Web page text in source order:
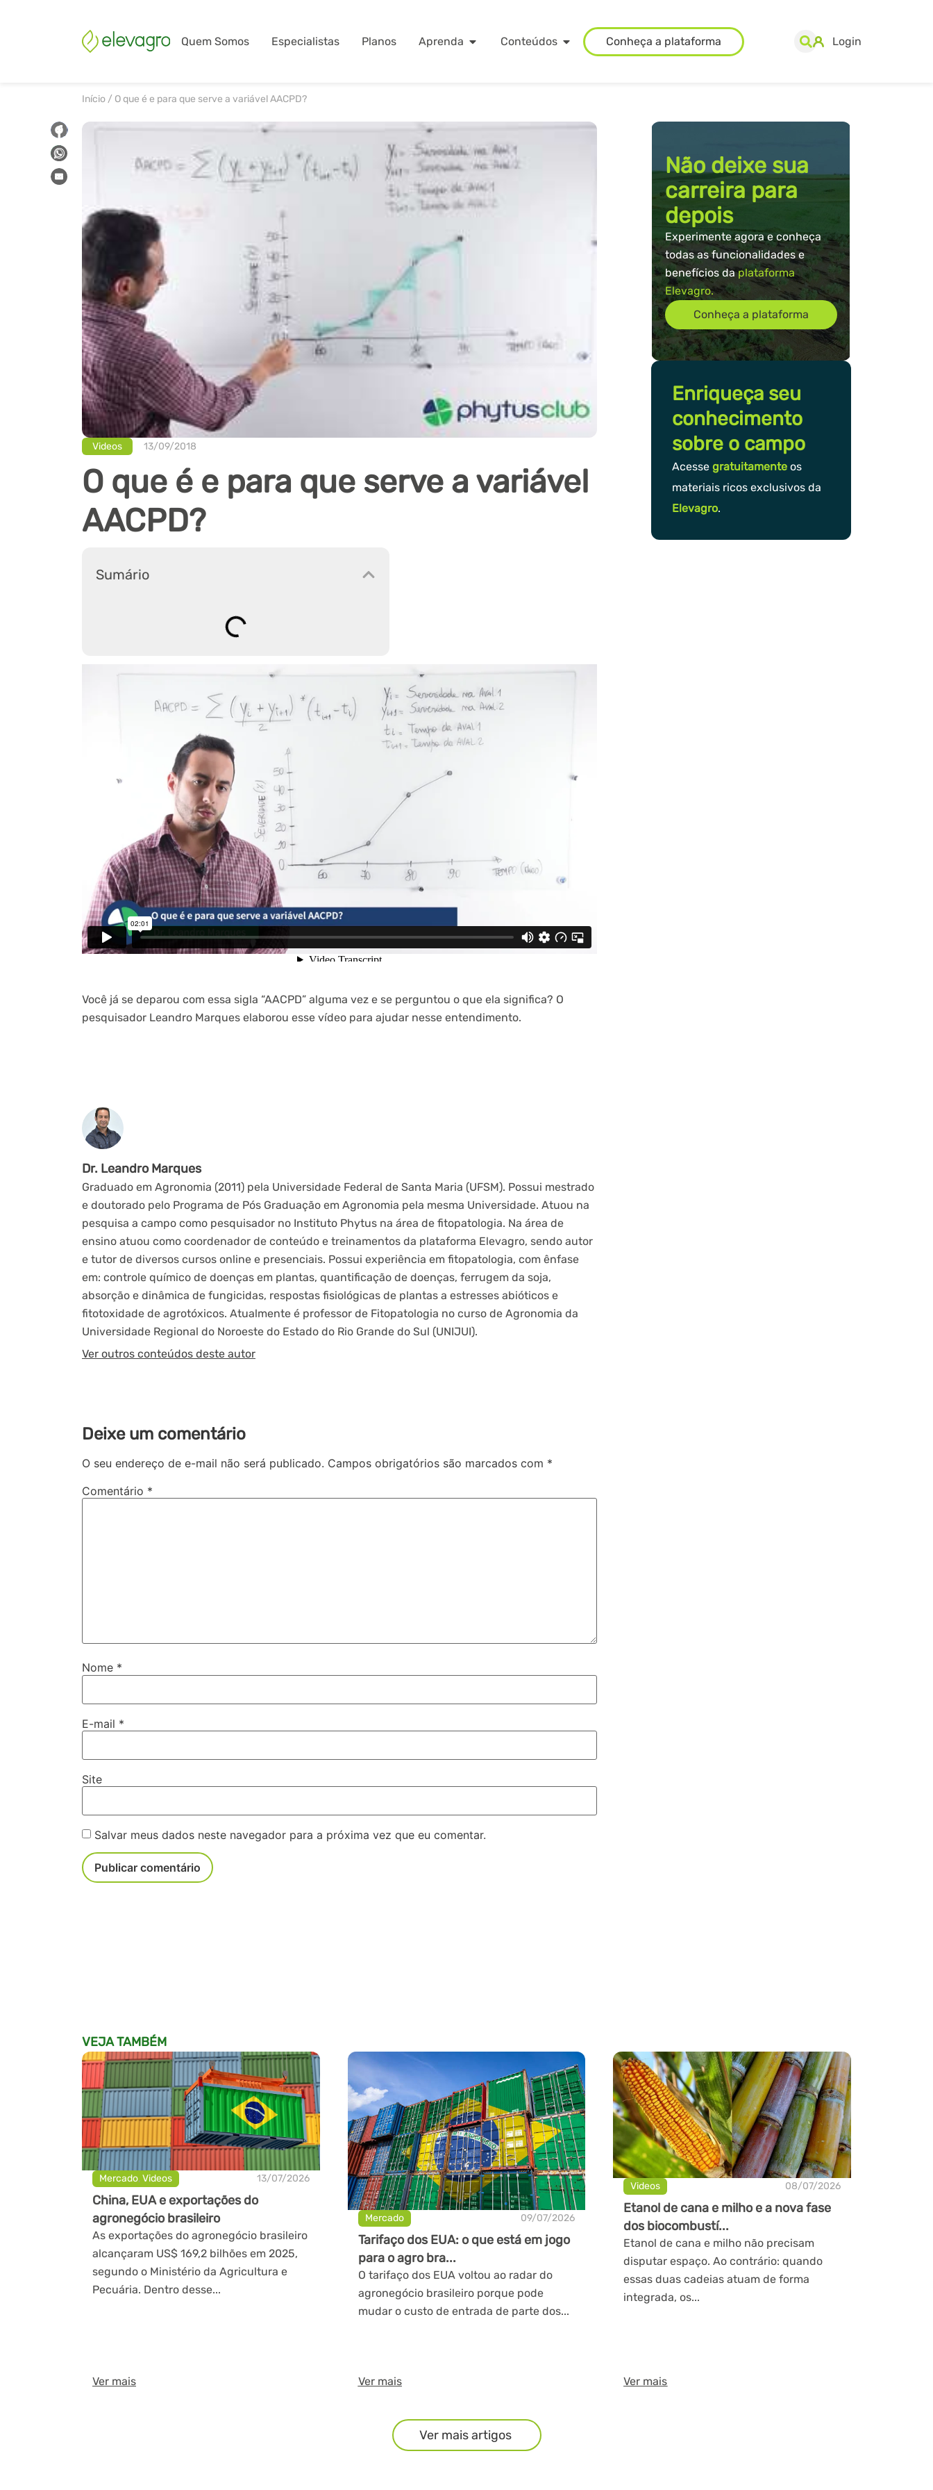
Quem Somos Especialistas Planos Aprenda Conteúdos Conheça a plataforma Login
Início / O que é e para que serve a variável AACPD?
Videos 13/09/2018
O que é e para que serve a variável
AACPD?
Sumário
Você já se deparou com essa sigla “AACPD” alguma vez e se perguntou o que ela significa? O
pesquisador Leandro Marques elaborou esse vídeo para ajudar nesse entendimento.
Dr. Leandro Marques
Graduado em Agronomia (2011) pela Universidade Federal de Santa Maria (UFSM). Possui mestrado
e doutorado pelo Programa de Pós Graduação em Agronomia pela mesma Universidade. Atuou na
pesquisa a campo como pesquisador no Instituto Phytus na área de fitopatologia. Na área de
ensino atuou como coordenador de conteúdo e treinamentos da plataforma Elevagro, sendo autor
e tutor de diversos cursos online e presenciais. Possui experiência em fitopatologia, com ênfase
em: controle químico de doenças em plantas, quantificação de doenças, ferrugem da soja,
absorção e dinâmica de fungicidas, respostas fisiológicas de plantas a estresses abióticos e
fitotoxidade de agrotóxicos. Atualmente é professor de Fitopatologia no curso de Agronomia da
Universidade Regional do Noroeste do Estado do Rio Grande do Sul (UNIJUI).
Ver outros conteúdos deste autor
Deixe um comentário
O seu endereço de e-mail não será publicado. Campos obrigatórios são marcados com *
Comentário *
Nome *
E-mail *
Site
Salvar meus dados neste navegador para a próxima vez que eu comentar.
Não deixe sua
carreira para
depois
Experimente agora e conheça
todas as funcionalidades e
benefícios daplataforma
Elevagro.
Conheça a plataforma
Enriqueça seu
conhecimento
sobre o campo
Acesse gratuitamenteos
materiais ricos exclusivos da
Elevagro.
VEJA TAMBÉM
Mercado,Videos 13/07/2026
China, EUA e exportações do
agronegócio brasileiro
As exportações do agronegócio brasileiro
alcançaram US$ 169,2 bilhões em 2025,
segundo o Ministério da Agricultura e
Pecuária. Dentro desse...
Ver mais
Mercado 09/07/2026
Tarifaço dos EUA: o que está em jogo
para o agro bra...
O tarifaço dos EUA voltou ao radar do
agronegócio brasileiro porque pode
mudar o custo de entrada de parte dos...
Ver mais
Videos 08/07/2026
Etanol de cana e milho e a nova fase
dos biocombustí...
Etanol de cana e milho não precisam
disputar espaço. Ao contrário: quando
essas duas cadeias atuam de forma
integrada, os...
Ver mais
Ver mais artigos